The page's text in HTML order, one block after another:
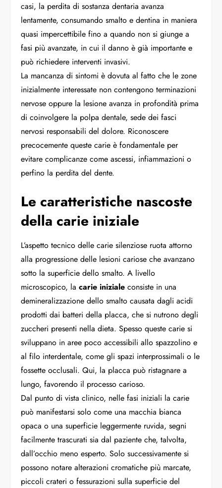
casi, la perdita di sostanza dentaria avanza
lentamente, consumando smalto e dentina in maniera
quasi impercettibile fino a quando non si giunge a
fasi più avanzate, in cui il danno è già importante e
può richiedere interventi invasivi.
La mancanza di sintomi è dovuta al fatto che le zone
inizialmente interessate non contengono terminazioni
nervose oppure la lesione avanza in profondità prima
di coinvolgere la polpa dentale, sede dei fasci
nervosi responsabili del dolore. Riconoscere
precocemente queste carie è fondamentale per
evitare complicanze come ascessi, infiammazioni o
perfino la perdita del dente.
Le caratteristiche nascoste
della carie iniziale
L’aspetto tecnico delle carie silenziose ruota attorno
alla progressione delle lesioni cariose che avanzano
sotto la superficie dello smalto. A livello
microscopico, lacarie iniziale consiste in una
demineralizzazione dello smalto causata dagli acidi
prodotti dai batteri della placca, che si nutrono degli
zuccheri presenti nella dieta. Spesso queste carie si
sviluppano in aree poco accessibili allo spazzolino e
al filo interdentale, come gli spazi interprossimali o le
fossette occlusali. Qui, la placca può ristagnare a
lungo, favorendo il processo carioso.
Dal punto di vista clinico, nelle fasi iniziali la carie
può manifestarsi solo come una macchia bianca
opaca o una superficie leggermente ruvida, segni
facilmente trascurati sia dal paziente che, talvolta,
dall’occhio meno esperto. Solo successivamente si
possono notare alterazioni cromatiche più marcate,
piccoli crateri o fessurazioni sulla superficie del